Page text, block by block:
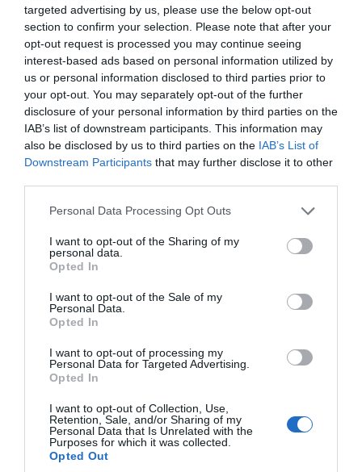
targeted advertising by us, please use the below opt-out
section to confirm your selection. Please note that after your
opt-out request is processed you may continue seeing
interest-based ads based on personal information utilized by
us or personal information disclosed to third parties prior to
your opt-out. You may separately opt-out of the further
disclosure of your personal information by third parties on the
IAB’s list of downstream participants. This information may
also be disclosed by us to third parties on the IAB’s List of
Downstream Participants that may further disclose it to other
Please note that this website/app uses one or more Google
not limited to your visit or usage behaviour. You may click to
grant or deny consent to Google and its third-party tags to
use your data for below specified purposes in below Google
consent section.
Personal Data Processing Opt Outs
I want to opt-out of the Sharing of my
personal data.
Opted In
I want to opt-out of the Sale of my
Personal Data.
Opted In
I want to opt-out of processing my
Personal Data for Targeted Advertising.
Opted In
I want to opt-out of Collection, Use,
Retention, Sale, and/or Sharing of my
Personal Data that Is Unrelated with the
Purposes for which it was collected.
Opted Out